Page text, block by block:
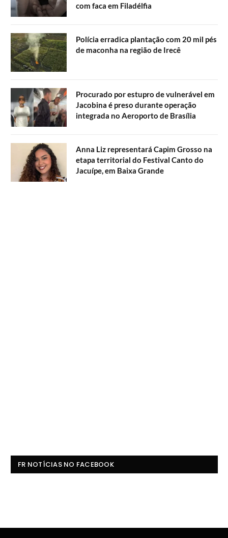
com faca em Filadélfia
Polícia erradica plantação com 20 mil pés
de maconha na região de Irecê
Procurado por estupro de vulnerável em
Jacobina é preso durante operação
integrada no Aeroporto de Brasília
Anna Liz representará Capim Grosso na
etapa territorial do Festival Canto do
Jacuípe, em Baixa Grande
FR NOTÍCIAS NO FACEBOOK